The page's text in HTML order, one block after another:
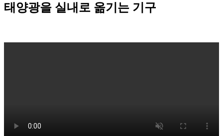
태양광을 실내로 옮기는 기구